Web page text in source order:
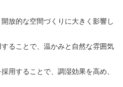
放的な空間づくりに大きく影響し
ることで、温かみと自然な雰囲気
用することで、調湿効果を高め、